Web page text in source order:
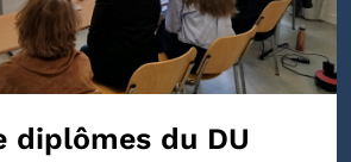
diplômes du DU